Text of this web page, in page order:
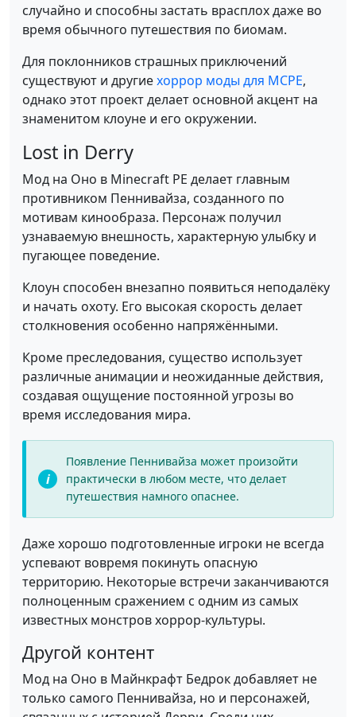
случайно и способны застать врасплох даже во
время обычного путешествия по биомам.
Для поклонников страшных приключений
существуют и другиехоррор моды для MCPE,
однако этот проект делает основной акцент на
знаменитом клоуне и его окружении.
Lost in Derry
Мод на Оно в Minecraft PE делает главным
противником Пеннивайза, созданного по
мотивам кинообраза. Персонаж получил
узнаваемую внешность, характерную улыбку и
пугающее поведение.
Клоун способен внезапно появиться неподалёку
и начать охоту. Его высокая скорость делает
столкновения особенно напряжёнными.
Кроме преследования, существо использует
различные анимации и неожиданные действия,
создавая ощущение постоянной угрозы во
время исследования мира.
Появление Пеннивайза может произойти
практически в любом месте, что делает
путешествия намного опаснее.
Даже хорошо подготовленные игроки не всегда
успевают вовремя покинуть опасную
территорию. Некоторые встречи заканчиваются
полноценным сражением с одним из самых
известных монстров хоррор-культуры.
Другой контент
Мод на Оно в Майнкрафт Бедрок добавляет не
только самого Пеннивайза, но и персонажей,